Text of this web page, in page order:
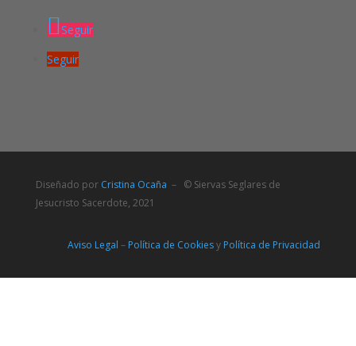
Seguir
Seguir
Diseñado por Cristina Ocaña – © Siervas Seglares de
Jesucristo Sacerdote, 2021
Aviso Legal – Política de Cookiesy Política de Privacidad